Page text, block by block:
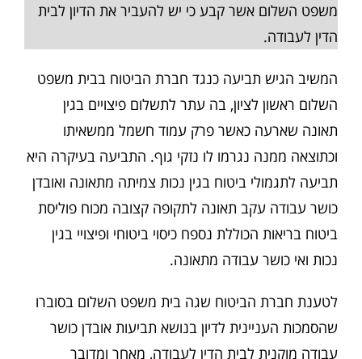
משפט השלום אשר קבע כי יש להעביר את הדיון לבית
הדין לעבודה.
המשיב הגיש תביעה כנגד חברת הביטוח בבית משפט
השלום ראשון לציון, בה עתר לתשלום פיצויים בגין
תאונה שארעה כאשר פרק עמוד חשמל ממשאיתו
וכתוצאה ממנה נגרמו לו נזקי גוף. התביעה בעיקרה היא
תביעה לתגמולי ביטוח בגין נכות צמיתה מתאונה ואובדן
כושר עבודה עקב תאונה לתקופה קצובה מכוח פוליסת
ביטוח בריאות הכוללת נספח כיסוי ביטוחי ופיצויי בגין
נכות ואי כושר עבודה מתאונה.
לטענת חברת הביטוח שגה בית משפט השלום בסוברו
שהסמכות העניינית לדיון בנושא תביעות אובדן כושר
עבודה מוקנית לבית הדין לעבודה, מאחר ומדובר